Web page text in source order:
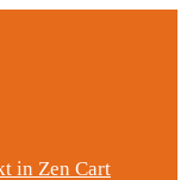
in Zen Cart